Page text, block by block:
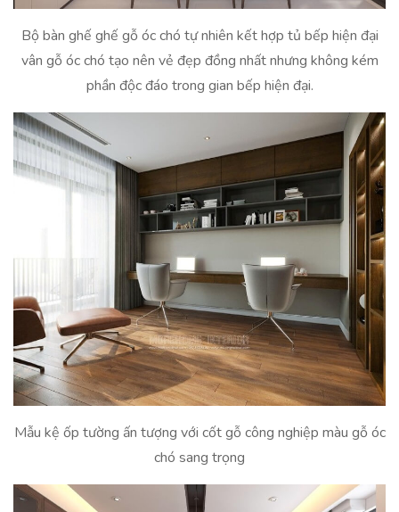
Bộ bàn ghế ghế gỗ óc chó tự nhiên kết hợp tủ bếp hiện đại
vân gỗ óc chó tạo nên vẻ đẹp đồng nhất nhưng không kém
phần độc đáo trong gian bếp hiện đại.
Mẫu kệ ốp tường ấn tượng với cốt gỗ công nghiệp màu gỗ óc
chó sang trọng